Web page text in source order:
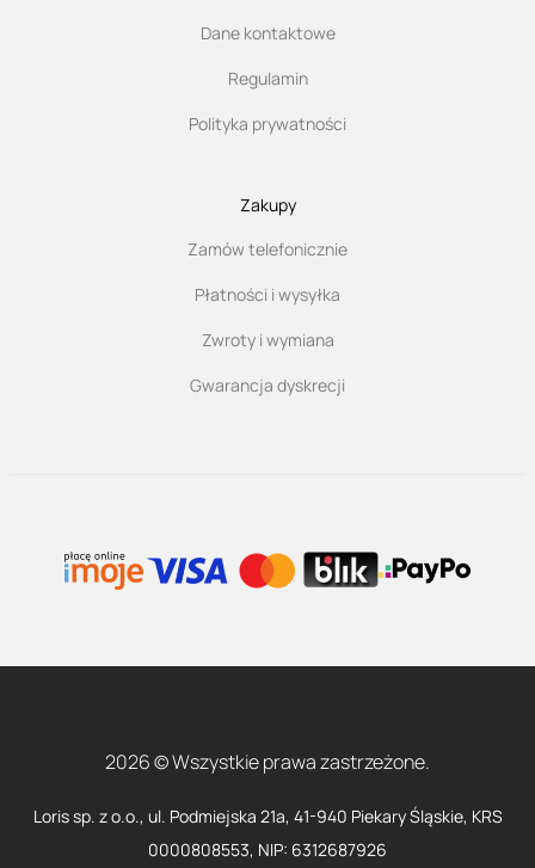
Dane kontaktowe
Regulamin
Polityka prywatności
Zakupy
Zamów telefonicznie
Płatności i wysyłka
Zwroty i wymiana
Gwarancja dyskrecji
2026 © Wszystkie prawa zastrzeżone.
Loris sp. z o.o., ul. Podmiejska 21a, 41-940 Piekary Śląskie, KRS
0000808553, NIP: 6312687926